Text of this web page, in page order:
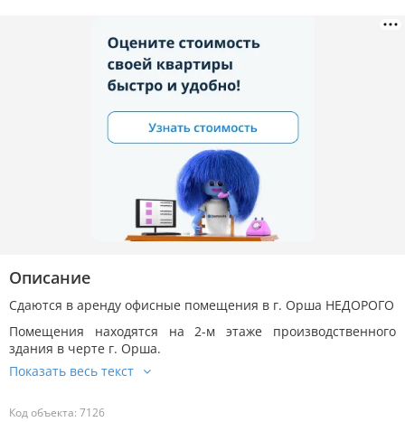
Описание
Сдаются в аренду офисные помещения в г. Орша НЕДОРОГО
Помещения находятся на 2-м этаже производственного
здания в черте г. Орша.
Код объекта: 7126